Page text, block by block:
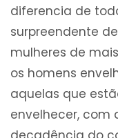
diferencia de
surpreendente
mulheres de
os homens
aquelas que
envelhecer, com